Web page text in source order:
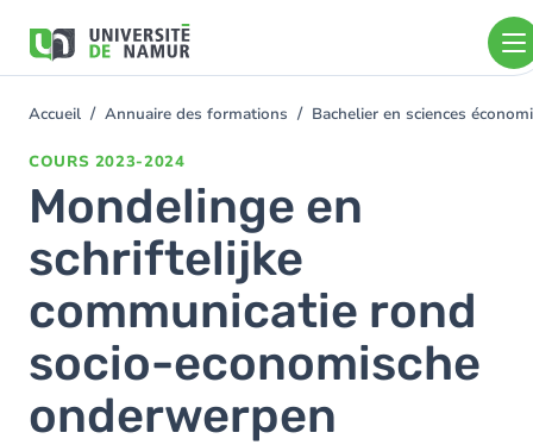
contenu
You
Accueil Annuaire des formations Bachelier en sciences
COURS 2023-2024
Mondelinge en
schriftelijke
communicatie rond
socio-economische
onderwerpen